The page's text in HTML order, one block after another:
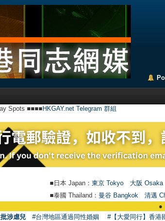
Spots ■■■■ HKGAY.net Telegram 群組
■日本 Japan： 東京 Tokyo 大阪 Osaka
■泰國 Thailand： 曼谷 Bangkok
清邁
【號
涉虐兒 #台灣地區通過同性婚姻 #【大愛同行】香港